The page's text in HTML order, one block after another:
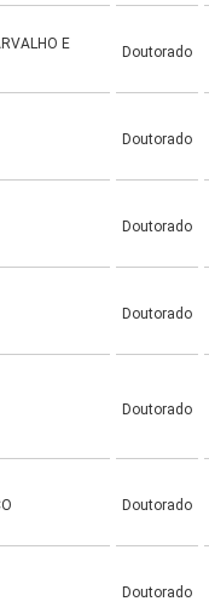
E
Doutorado
Doutorado
Doutorado
Doutorado
Doutorado
Doutorado
Doutorado